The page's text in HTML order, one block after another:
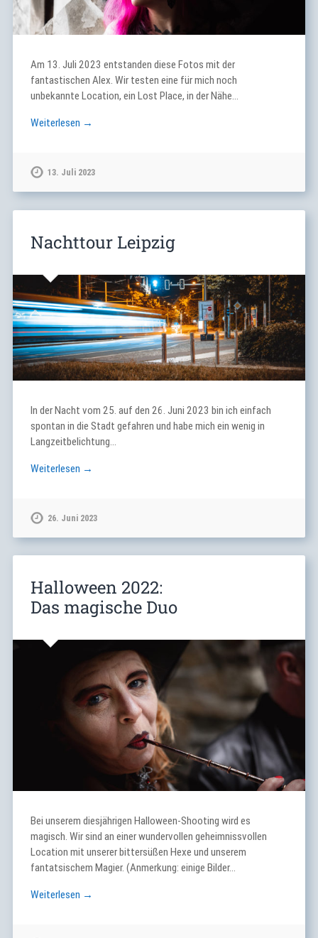
Am 13. Juli 2023 entstanden diese Fotos mit der
fantastischen Alex. Wir testen eine für mich noch
unbekannte Location, ein Lost Place, in der Nähe…
Weiterlesen →
13. Juli 2023
Nachttour Leipzig
In der Nacht vom 25. auf den 26. Juni 2023 bin ich einfach
spontan in die Stadt gefahren und habe mich ein wenig in
Langzeitbelichtung…
Weiterlesen →
26. Juni 2023
Halloween 2022:
Das magische Duo
Bei unserem diesjährigen Halloween-Shooting wird es
magisch. Wir sind an einer wundervollen geheimnissvollen
Location mit unserer bittersüßen Hexe und unserem
fantatsischem Magier. (Anmerkung: einige Bilder…
Weiterlesen →